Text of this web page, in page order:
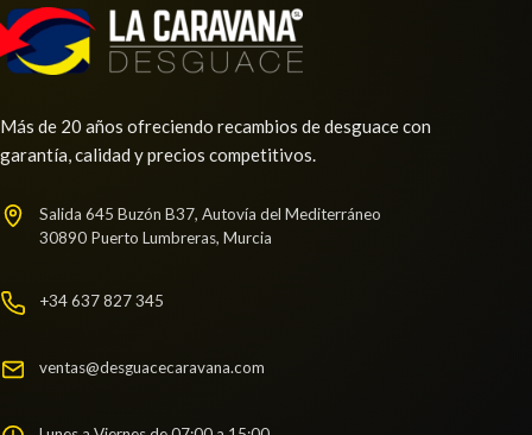
TRANSMISION DELANTERA IZQUIERDA usado.
VOLKSWAGEN TOUAREG (7P5) V6 TDI
BLUEMOTION
Consultar
VOLANTE usado.
Ref: 2271183
Ref: 2271148
Más de 20 años ofreciendo recambios de desguace con
garantía, calidad y precios competitivos.
Salida 645 Buzón B37, Autovía del Mediterráneo
30890 Puerto Lumbreras, Murcia
+34 637 827 345
ventas@desguacecaravana.com